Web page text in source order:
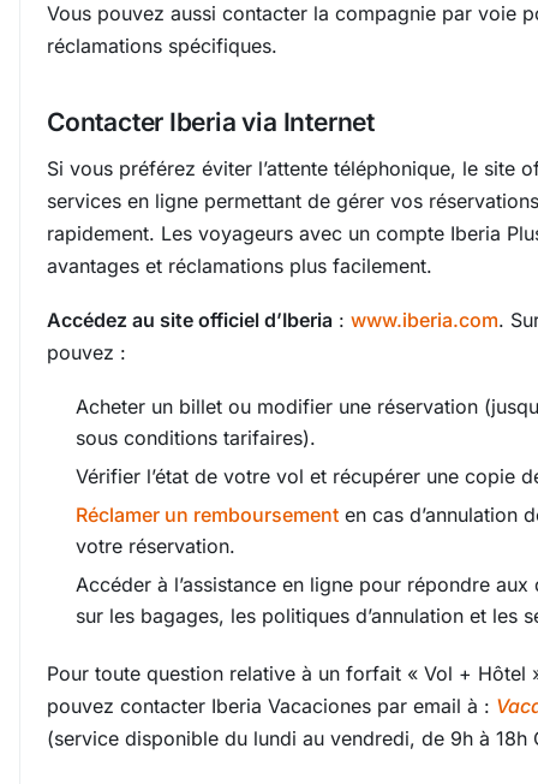
Vous pouvez aussi contacter la compagnie par voie
réclamations spécifiques.
Contacter Iberia via Internet
Si vous préférez éviter l’attente téléphonique, le site
services en ligne permettant de gérer vos
rapidement. Les voyageurs avec un compte Iberia
avantages et réclamations plus facilement.
Accédez au site officiel d’Iberia : www.iberia.com.
pouvez :
Acheter un billet ou modifier une réservation
sous conditions tarifaires).
Vérifier l’état de votre vol et récupérer une copie
Réclamer un remboursement en cas d’annulation
votre réservation.
Accéder à l’assistance en ligne pour répondre
sur les bagages, les politiques d’annulation et les
Pour toute question relative à un forfait « Vol + Hôtel
pouvez contacter Iberia Vacaciones par email à :
(service disponible du lundi au vendredi, de 9h à 18h